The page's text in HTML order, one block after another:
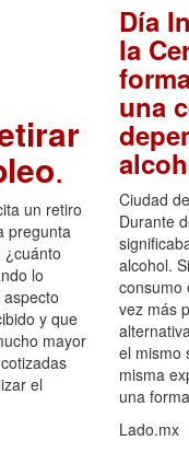
.
un retiro
pregunta
¿cuánto
lo
y que
mayor
el
Día
la
una
Ciudad
Durante
alcohol.
consumo
vez más
el mismo
misma
una
Lado.mx